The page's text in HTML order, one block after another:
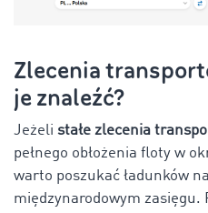
Zlecenia
je znaleźć?
Jeżeli stałe zlecenia
pełnego obłożenia floty w
warto poszukać ładunków
międzynarodowym zasięgu.